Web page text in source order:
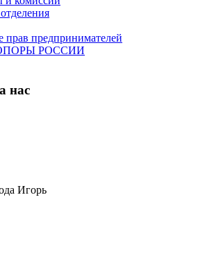
прав предпринимателей
ОПОРЫ РОССИИ
нас
Игорь